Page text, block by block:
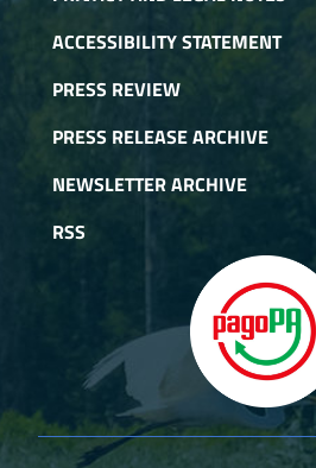
ACCESSIBILITY STATEMENT
PRESS REVIEW
PRESS RELEASE ARCHIVE
NEWSLETTER ARCHIVE
RSS